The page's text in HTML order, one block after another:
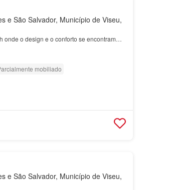
e São Salvador, Município de Viseu,
onde o design e o conforto se encontram…
mobiliado
e São Salvador, Município de Viseu,